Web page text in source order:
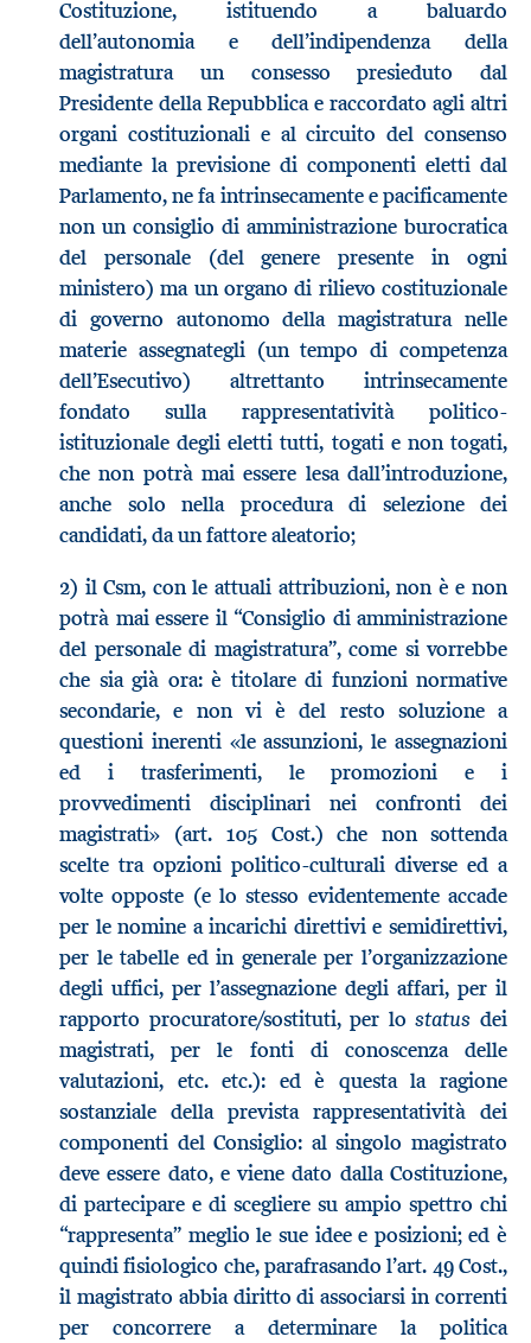
Costituzione, istituendo a baluardo
dell’autonomia e dell’indipendenza della
magistratura un consesso presieduto dal
Presidente della Repubblica e raccordato agli altri
organi costituzionali e al circuito del consenso
mediante la previsione di componenti eletti dal
Parlamento, ne fa intrinsecamente e pacificamente
non un consiglio di amministrazione burocratica
del personale (del genere presente in ogni
ministero) ma un organo di rilievo costituzionale
di governo autonomo della magistratura nelle
materie assegnategli (un tempo di competenza
dell’Esecutivo) altrettanto intrinsecamente
fondato sulla rappresentatività politico-
istituzionale degli eletti tutti, togati e non togati,
che non potrà mai essere lesa dall’introduzione,
anche solo nella procedura di selezione dei
candidati, da un fattore aleatorio;
2) il Csm, con le attuali attribuzioni, non è e non
potrà mai essere il “Consiglio di amministrazione
del personale di magistratura”, come si vorrebbe
che sia già ora: è titolare di funzioni normative
secondarie, e non vi è del resto soluzione a
questioni inerenti «le assunzioni, le assegnazioni
ed i trasferimenti, le promozioni e i
provvedimenti disciplinari nei confronti dei
magistrati» (art. 105 Cost.) che non sottenda
scelte tra opzioni politico-culturali diverse ed a
volte opposte (e lo stesso evidentemente accade
per le nomine a incarichi direttivi e semidirettivi,
per le tabelle ed in generale per l’organizzazione
degli uffici, per l’assegnazione degli affari, per il
rapporto procuratore/sostituti, per lostatusdei
magistrati, per le fonti di conoscenza delle
valutazioni, etc. etc.): ed è questa la ragione
sostanziale della prevista rappresentatività dei
componenti del Consiglio: al singolo magistrato
deve essere dato, e viene dato dalla Costituzione,
di partecipare e di scegliere su ampio spettro chi
“rappresenta” meglio le sue idee e posizioni; ed è
quindi fisiologico che, parafrasando l’art. 49 Cost.,
il magistrato abbia diritto di associarsi in correnti
per concorrere a determinare la politica